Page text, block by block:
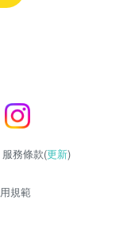
務條款(更新)
規範